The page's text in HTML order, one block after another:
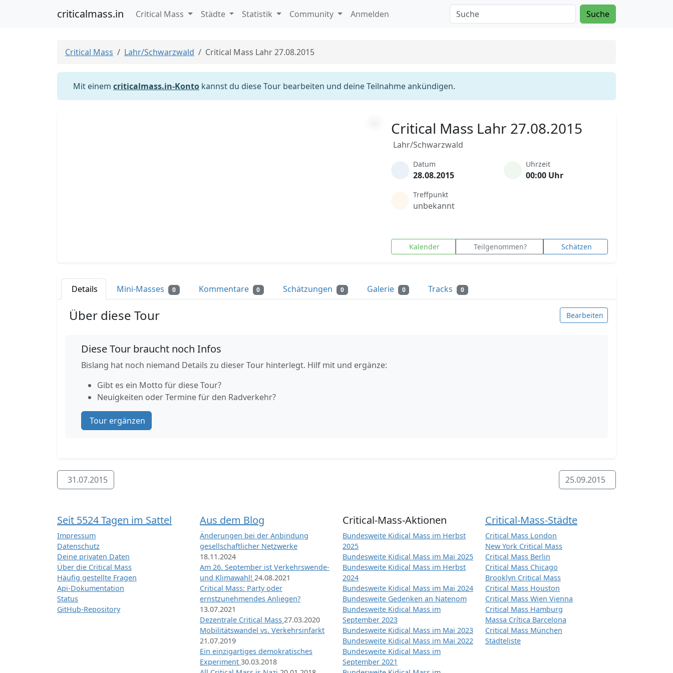
criticalmass.in Critical Mass Städte Statistik Community Anmelden Suche
Critical Mass Lahr/Schwarzwald Critical Mass Lahr 27.08.2015
Mit einem criticalmass.in-Konto kannst du diese Tour bearbeiten und deine Teilnahme ankündigen.
Critical Mass Lahr 27.08.2015
Lahr/Schwarzwald
Datum
28.08.2015
Uhrzeit
00:00 Uhr
Treffpunkt
unbekannt
Kalender Teilgenommen? Schätzen
Details Mini-Masses 0 Kommentare 0 Schätzungen 0 Galerie 0 Tracks 0
Über diese Tour Bearbeiten
Diese Tour braucht noch Infos
Bislang hat noch niemand Details zu dieser Tour hinterlegt. Hilf mit und ergänze:
Gibt es ein Motto für diese Tour?
Neuigkeiten oder Termine für den Radverkehr?
Tour ergänzen
31.07.2015 25.09.2015
Seit 5524 Tagen im Sattel
Impressum
Datenschutz
Deine privaten Daten
Über die Critical Mass
Häufig gestellte Fragen
Api-Dokumentation
Status
GitHub-Repository
Aus dem Blog
Änderungen bei der Anbindung
gesellschaftlicher Netzwerke
18.11.2024
Am 26. September ist Verkehrswende-
und Klimawahl! 24.08.2021
Critical Mass: Party oder
ernstzunehmendes Anliegen?
13.07.2021
Dezentrale Critical Mass 27.03.2020
Mobilitätswandel vs. Verkehrsinfarkt
21.07.2019
Ein einzigartiges demokratisches
Experiment 30.03.2018
Critical-Mass-Aktionen
Bundesweite Kidical Mass im Herbst
2025
Bundesweite Kidical Mass im Mai 2025
Bundesweite Kidical Mass im Herbst
2024
Bundesweite Kidical Mass im Mai 2024
Bundesweite Gedenken an Natenom
Bundesweite Kidical Mass im
September 2023
Bundesweite Kidical Mass im Mai 2023
Bundesweite Kidical Mass im Mai 2022
Bundesweite Kidical Mass im
September 2021
Critical-Mass-Städte
Critical Mass London
New York Critical Mass
Critical Mass Berlin
Critical Mass Chicago
Brooklyn Critical Mass
Critical Mass Houston
Critical Mass Wien Vienna
Critical Mass Hamburg
Massa Crítica Barcelona
Critical Mass München
Städteliste